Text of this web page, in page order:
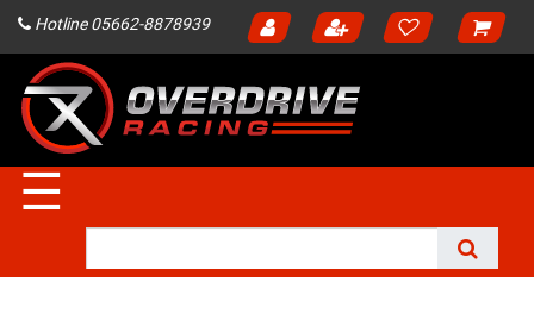
Hotline 05662-8878939
☰